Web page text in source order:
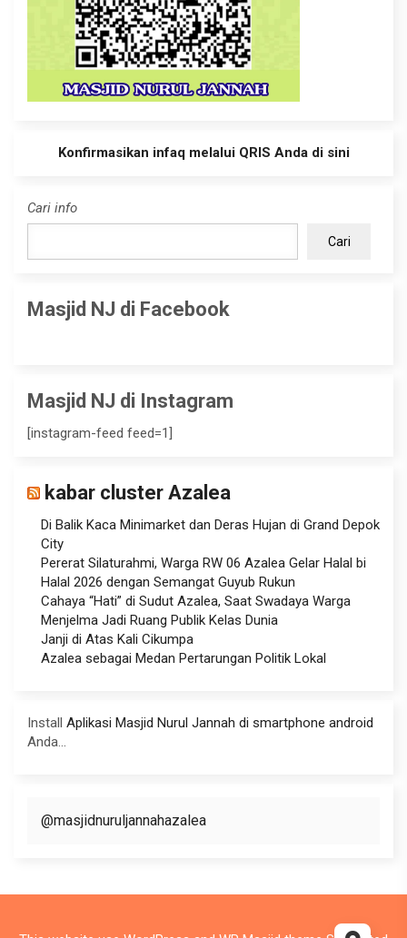
Konfirmasikan infaq melalui QRIS Anda di sini
Cari info
Cari
Masjid NJ di Facebook
Masjid NJ di Instagram
[instagram-feed feed=1]
kabar cluster Azalea
Di Balik Kaca Minimarket dan Deras Hujan di Grand Depok
City
Pererat Silaturahmi, Warga RW 06 Azalea Gelar Halal bi
Halal 2026 dengan Semangat Guyub Rukun
Cahaya “Hati” di Sudut Azalea, Saat Swadaya Warga
Menjelma Jadi Ruang Publik Kelas Dunia
Janji di Atas Kali Cikumpa
Azalea sebagai Medan Pertarungan Politik Lokal
Install Aplikasi Masjid Nurul Jannah di smartphone android
Anda...
@masjidnuruljannahazalea